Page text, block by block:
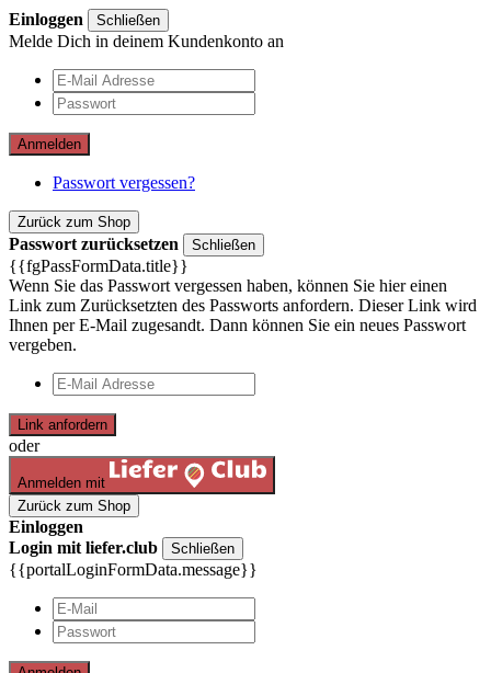
Einloggen Schließen
Melde Dich in deinem Kundenkonto an
Anmelden
Passwort vergessen?
Zurück zum Shop
Passwort zurücksetzen Schließen
{{fgPassFormData.title}}
Wenn Sie das Passwort vergessen haben, können Sie hier einen
Link zum Zurücksetzten des Passworts anfordern. Dieser Link wird
Ihnen per E-Mail zugesandt. Dann können Sie ein neues Passwort
vergeben.
Link anfordern
oder
Anmelden mit
Zurück zum Shop
Einloggen
Login mit liefer.club
Schließen
{{portalLoginFormData.message}}